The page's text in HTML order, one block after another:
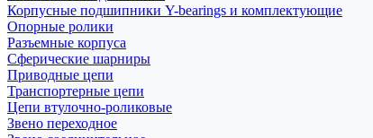
Корпусные подшипники Y-bearings и комплектующие
Опорные ролики
Разъемные корпуса
Сферические шарниры
Приводные цепи
Транспортерные цепи
Цепи втулочно-роликовые
Звено переходное